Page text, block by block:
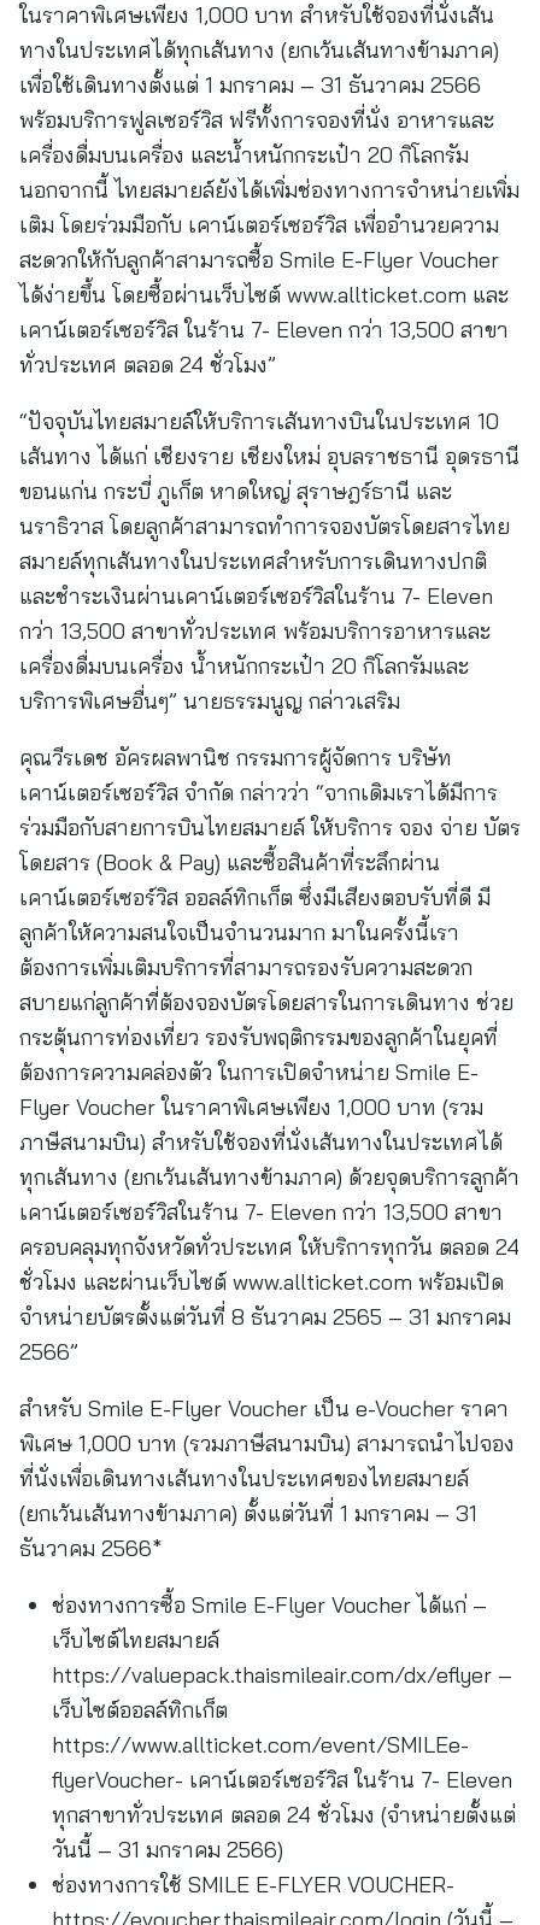
ในราคาพิเศษเพียง 1,000 บาท สำหรับใช้จองที่นั่งเส้น
ทางในประเทศได้ทุกเส้นทาง (ยกเว้นเส้นทางข้ามภาค)
เพื่อใช้เดินทางตั้งแต่ 1 มกราคม – 31 ธันวาคม 2566
พร้อมบริการฟูลเซอร์วิส ฟรีทั้งการจองที่นั่ง อาหารและ
เครื่องดื่มบนเครื่อง และน้ำหนักกระเป๋า 20 กิโลกรัม
นอกจากนี้ ไทยสมายล์ยังได้เพิ่มช่องทางการจำหน่ายเพิ่ม
เติม โดยร่วมมือกับ เคาน์เตอร์เซอร์วิส เพื่ออำนวยความ
สะดวกให้กับลูกค้าสามารถซื้อ Smile E-Flyer Voucher
ได้ง่ายขึ้น โดยซื้อผ่านเว็บไซต์ www.allticket.com และ
เคาน์เตอร์เซอร์วิส ในร้าน 7- Eleven กว่า 13,500 สาขา
ทั่วประเทศ ตลอด 24 ชั่วโมง”
“ปัจจุบันไทยสมายล์ให้บริการเส้นทางบินในประเทศ 10
เส้นทาง ได้แก่ เชียงราย เชียงใหม่ อุบลราชธานี อุดรธานี
ขอนแก่น กระบี่ ภูเก็ต หาดใหญ่ สุราษฎร์ธานี และ
นราธิวาส โดยลูกค้าสามารถทำการจองบัตรโดยสารไทย
สมายล์ทุกเส้นทางในประเทศสำหรับการเดินทางปกติ
และชำระเงินผ่านเคาน์เตอร์เซอร์วิสในร้าน 7- Eleven
กว่า 13,500 สาขาทั่วประเทศ พร้อมบริการอาหารและ
เครื่องดื่มบนเครื่อง น้ำหนักกระเป๋า 20 กิโลกรัมและ
บริการพิเศษอื่นๆ” นายธรรมนูญ กล่าวเสริม
คุณวีรเดช อัครผลพานิช กรรมการผู้จัดการ บริษัท
เคาน์เตอร์เซอร์วิส จำกัด กล่าวว่า “จากเดิมเราได้มีการ
ร่วมมือกับสายการบินไทยสมายล์ ให้บริการ จอง จ่าย บัตร
โดยสาร (Book & Pay) และซื้อสินค้าที่ระลึกผ่าน
เคาน์เตอร์เซอร์วิส ออลล์ทิกเก็ต ซึ่งมีเสียงตอบรับที่ดี มี
ลูกค้าให้ความสนใจเป็นจำนวนมาก มาในครั้งนี้เรา
ต้องการเพิ่มเติมบริการที่สามารถรองรับความสะดวก
สบายแก่ลูกค้าที่ต้องจองบัตรโดยสารในการเดินทาง ช่วย
กระตุ้นการท่องเที่ยว รองรับพฤติกรรมของลูกค้าในยุคที่
ต้องการความคล่องตัว ในการเปิดจำหน่าย Smile E-
Flyer Voucher ในราคาพิเศษเพียง 1,000 บาท (รวม
ภาษีสนามบิน) สำหรับใช้จองที่นั่งเส้นทางในประเทศได้
ทุกเส้นทาง (ยกเว้นเส้นทางข้ามภาค) ด้วยจุดบริการลูกค้า
เคาน์เตอร์เซอร์วิสในร้าน 7- Eleven กว่า 13,500 สาขา
ครอบคลุมทุกจังหวัดทั่วประเทศ ให้บริการทุกวัน ตลอด 24
ชั่วโมง และผ่านเว็บไซต์ www.allticket.com พร้อมเปิด
จำหน่ายบัตรตั้งแต่วันที่ 8 ธันวาคม 2565 – 31 มกราคม
2566”
สำหรับ Smile E-Flyer Voucher เป็น e-Voucher ราคา
พิเศษ 1,000 บาท (รวมภาษีสนามบิน) สามารถนำไปจอง
ที่นั่งเพื่อเดินทางเส้นทางในประเทศของไทยสมายล์
(ยกเว้นเส้นทางข้ามภาค) ตั้งแต่วันที่ 1 มกราคม – 31
ธันวาคม 2566*
ช่องทางการซื้อ Smile E-Flyer Voucher ได้แก่ –
เว็บไซต์ไทยสมายล์
https://valuepack.thaismileair.com/dx/eflyer –
เว็บไซต์ออลล์ทิกเก็ต
https://www.allticket.com/event/SMILEe-
flyerVoucher- เคาน์เตอร์เซอร์วิส ในร้าน 7- Eleven
ทุกสาขาทั่วประเทศ ตลอด 24 ชั่วโมง (จำหน่ายตั้งแต่
วันนี้ – 31 มกราคม 2566)
ช่องทางการใช้ SMILE E-FLYER VOUCHER-